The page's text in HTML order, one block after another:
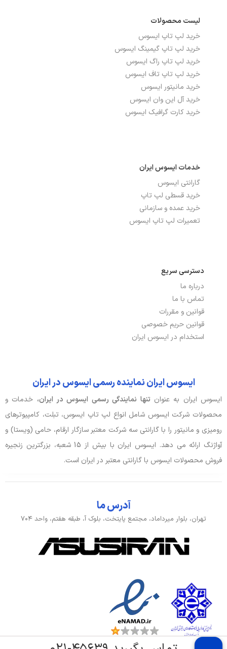
نوع صفحه نمایش
درگاه‌ها، ارتباطات و شبکه
تعداد پورت USB 3.2
شبکه بی سیم WI-FI دارد
باتری، توان و خنک‌کننده
توضیحات باتری
جک هدفون/ میکروفون
وبکم
ورودی، کنترل و حسگرها
بدنه، طراحی و اقلام همراه
ابعاد 1.46×21.79×31.35 سانتی متر
اقلام همراه کیف و موس دارد, قلم
وزن 1.65 کیلوگرم
لیست محصولات
خرید لپ تاپ ایسوس
خرید لپ تاپ گیمینگ ایسوس
خرید لپ تاپ راگ ایسوس
خرید لپ تاپ تاف ایسوس
خرید مانیتور ایسوس
خرید آل این وان ایسوس
خرید کارت گرافیک ایسوس
خدمات ایسوس ایران
گارانتی ایسوس
خرید قسطی لپ تاپ
خرید عمده و سازمانی
تعمیرات لپ تاپ ایسوس
دسترسی سریع
درباره ما
تماس با ما
قوانین و مقررات
قوانین حریم خصوصی
استخدام در ایسوس ایران
ایسوس ایران نماینده رسمی ایسوس در ایران
ایسوس ایران به عنوان تنها نمایندگی رسمی ایسوس در ایران، خدمات و
محصولات شرکت ایسوس شامل انواع لپ تاپ ایسوس، تبلت، کامپیوترهای
رومیزی و مانیتور را با گارانتی سه شرکت معتبر سازگار ارقام، حامی (ویستا) و
آواژنگ ارائه می دهد. ایسوس ایران با بیش از 15 شعبه، بزرگترین زنجیره
فروش محصولات ایسوس با گارانتی معتبر در ایران است.
آدرس ما
تهران، بلوار میرداماد، مجتمع پایتخت، بلوک آ، طبقه هفتم، واحد ۷۰۴